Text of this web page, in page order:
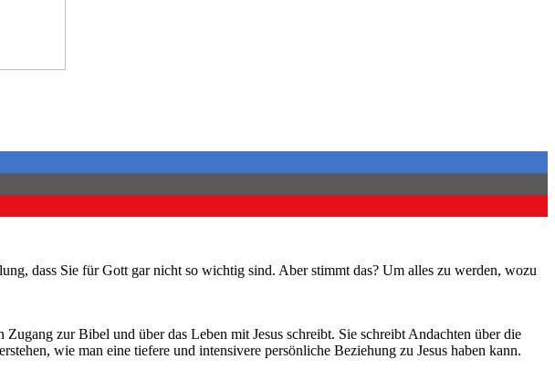
dass Sie für Gott gar nicht so wichtig sind. Aber stimmt das? Um alles zu werden, wozu
zur Bibel und über das Leben mit Jesus schreibt. Sie schreibt Andachten über die
wie man eine tiefere und intensivere persönliche Beziehung zu Jesus haben kann.